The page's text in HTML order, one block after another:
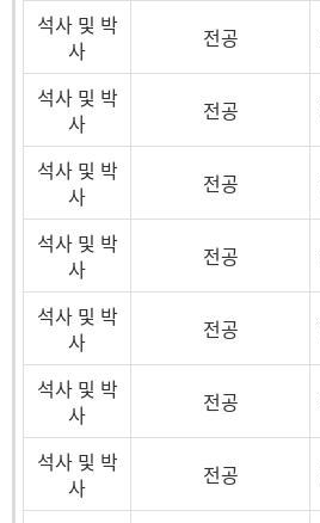
석사 및 박
사
전공
석사 및 박
사
전공
석사 및 박
사
전공
석사 및 박
사
전공
석사 및 박
사
전공
석사 및 박
사
전공
석사 및 박
사
전공